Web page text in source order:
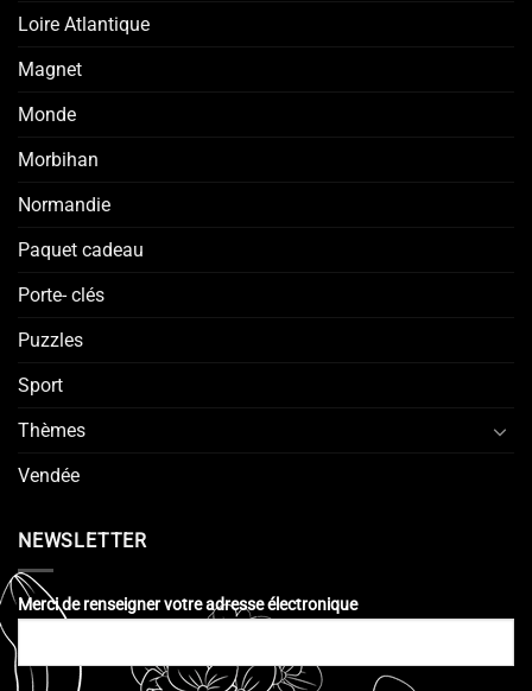
Loire Atlantique
Magnet
Monde
Morbihan
Normandie
Paquet cadeau
Porte- clés
Puzzles
Sport
Thèmes
Vendée
NEWSLETTER
Merci de renseigner votre adresse électronique